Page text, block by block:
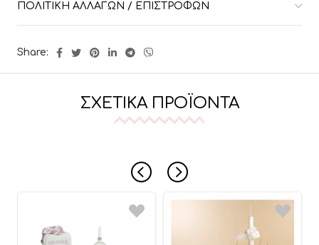
ΠΟΛΙΤΙΚΉ ΑΛΛΑΓΏΝ / ΕΠΙΣΤΡΟΦΏΝ
Share:
ΣΧΕΤΙΚΆ ΠΡΟΪΌΝΤΑ